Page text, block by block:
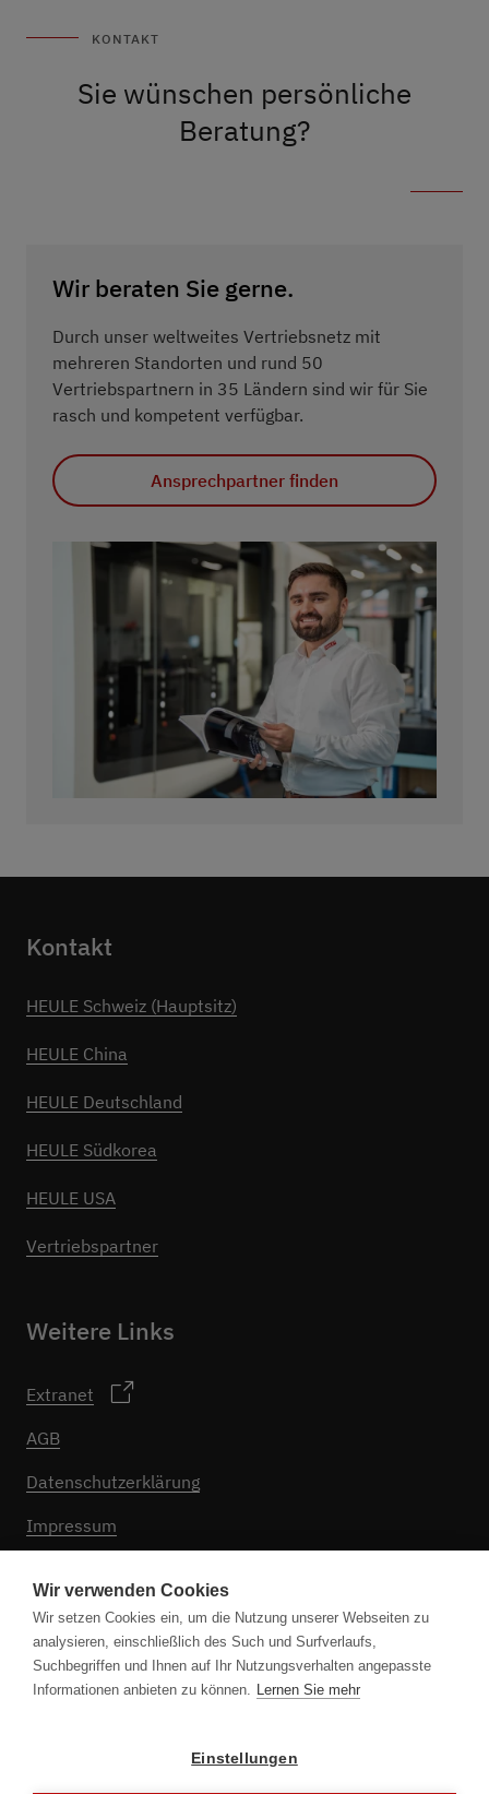
KONTAKT
Sie wünschen persönliche
Beratung?
Wir beraten Sie gerne.
Durch unser weltweites Vertriebsnetz mit
mehreren Standorten und rund 50
Vertriebspartnern in 35 Ländern sind wir für Sie
rasch und kompetent verfügbar.
Ansprechpartner finden
Kontakt
HEULE Schweiz (Hauptsitz)
HEULE China
HEULE Deutschland
HEULE Südkorea
HEULE USA
Vertriebspartner
Weitere Links
Extranet
AGB
Datenschutzerklärung
Impressum
Folgen Sie uns
Wir verwenden Cookies
Wir setzen Cookies ein, um die Nutzung unserer Webseiten zu
analysieren, einschließlich des Such und Surfverlaufs,
Suchbegriffen und Ihnen auf Ihr Nutzungsverhalten angepasste
Informationen anbieten zu können. Lernen Sie mehr
Einstellungen